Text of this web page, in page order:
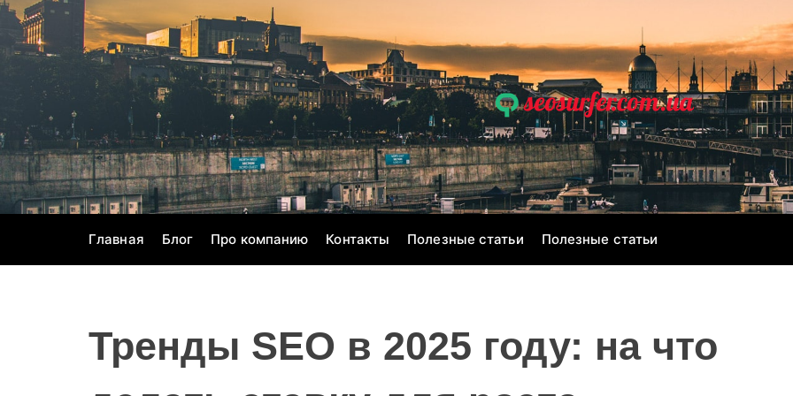
S
o
c
o
n
s
e
o
s
u
f
e
c
o
Главная Блог Про компанию Контакты Полезные статьи Полезные статьи
Тренды SEO в 2025 году: на что